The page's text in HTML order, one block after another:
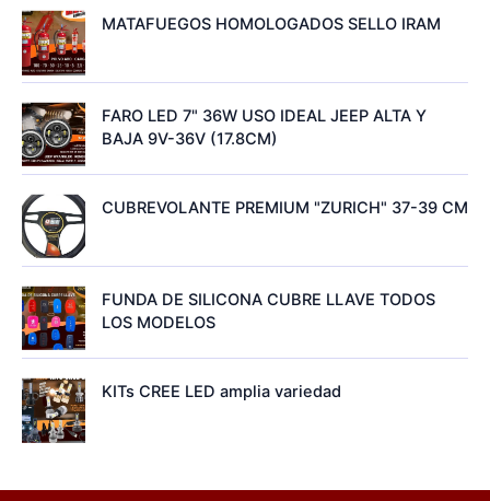
MATAFUEGOS HOMOLOGADOS SELLO IRAM
FARO LED 7" 36W USO IDEAL JEEP ALTA Y
BAJA 9V-36V (17.8CM)
CUBREVOLANTE PREMIUM "ZURICH" 37-39 CM
FUNDA DE SILICONA CUBRE LLAVE TODOS
LOS MODELOS
KITs CREE LED amplia variedad